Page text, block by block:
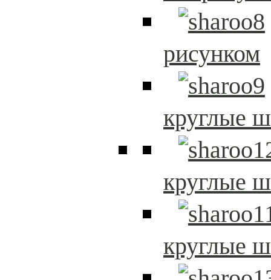
рисунком
круглые
круглые
круглые